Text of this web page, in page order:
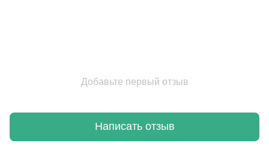
Добавьте первый отзыв
Написать отзыв